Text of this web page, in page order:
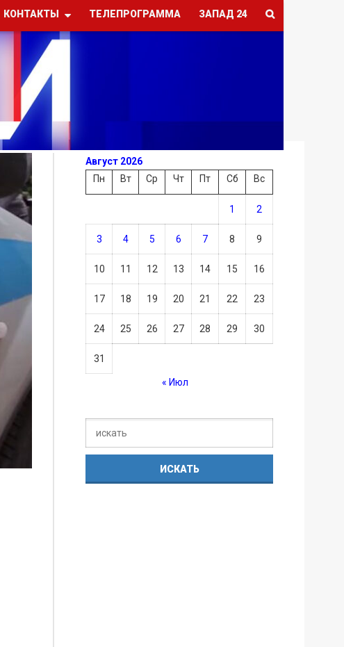
КОНТАКТЫ ТЕЛЕПРОГРАММА ЗАПАД 24
Август 2026
Пн
Вт Ср Чт Пт Сб Вс
1 2
3 4 5 6 7 8 9
10 11 12 13 14 15 16
17 18 19 20 21 22 23
24 25 26 27 28 29 30
31
« Июл